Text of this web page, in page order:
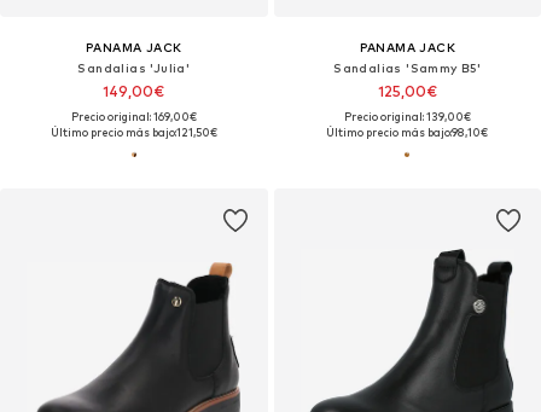
PANAMA JACK
Sandalias 'Julia'
149,00€
Precio original: 169,00€
Último precio más bajo:121,50€
PANAMA JACK
Sandalias 'Sammy B5'
125,00€
Precio original: 139,00€
Último precio más bajo:98,10€